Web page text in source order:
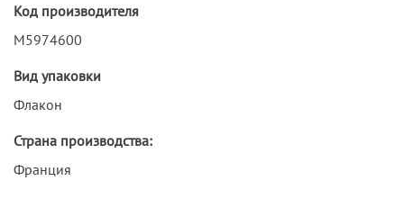
Код производителя
М5974600
Вид упаковки
Флакон
Страна производства:
Франция